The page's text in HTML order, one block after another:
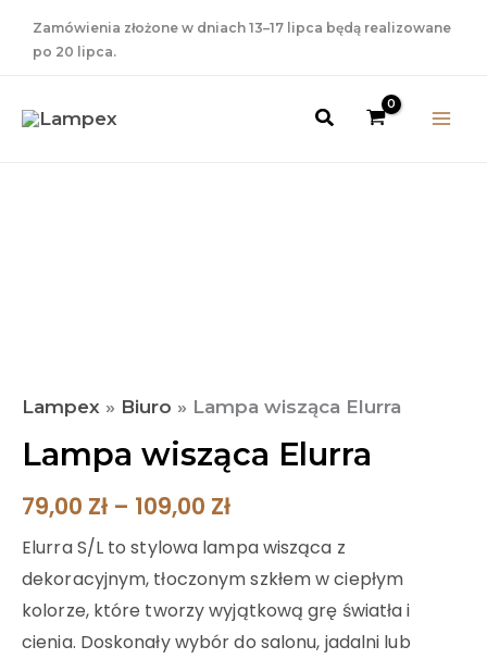
Zamówienia złożone w dniach 13–17 lipca będą realizowane
po 20 lipca.
Szukaj
Lampex » Biuro » Lampa wisząca Elurra
Lampa wisząca Elurra
79,00 Zł – 109,00 Zł
109,00 Zł
Elurra S/L to stylowa lampa wisząca z
dekoracyjnym, tłoczonym szkłem w ciepłym
kolorze, które tworzy wyjątkową grę światła i
cienia. Doskonały wybór do salonu, jadalni lub